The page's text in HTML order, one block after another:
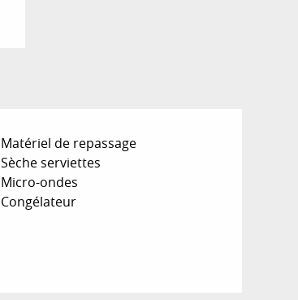
Matériel de repassage
Sèche serviettes
Micro-ondes
Congélateur